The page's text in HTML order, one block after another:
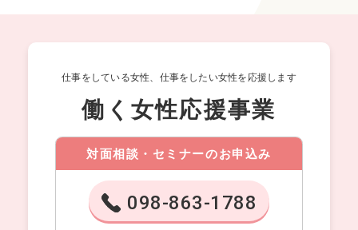
仕事をしている女性、仕事をしたい女性を応援します
働く女性応援事業
対面相談・セミナーのお申込み
098-863-1788